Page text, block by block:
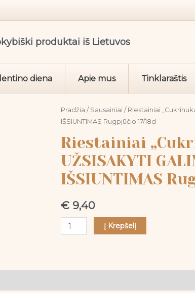
produktai iš Lietuvos
diena Apie mus Tinklaraštis
Pradžia / Sausainiai / Riestainiai
IŠSIUNTIMAS Rugpjūčio 17/18d
Riestainiai
UŽSISAKYTI
IŠSIUNTIMAS
€ 9,40
produkto
kiekis:
Riestainiai
„Cukrinukai“
900
g.
GALIMA
DABAR-
IŠSIUNTIMASĮ Krepšelį